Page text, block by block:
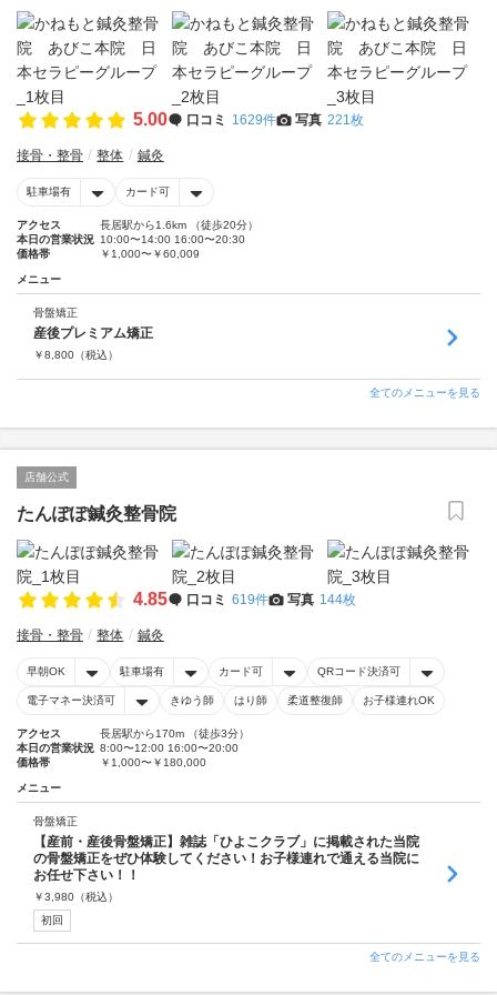
5.00 口コミ 1629件 写真 221枚
接骨・整骨 整体 鍼灸
駐車場有 カード可
アクセス
長居駅から1.6km （徒歩20分）
本日の営業状況 10:00〜14:00 16:00〜20:30
価格帯
￥1,000〜￥60,009
メニュー
骨盤矯正
産後プレミアム矯正
￥8,800 （税込）
全てのメニューを見る
店舗公式
たんぽぽ鍼灸整骨院
4.85 口コミ 619件 写真 144枚
接骨・整骨 整体 鍼灸
早朝OK 駐車場有 カード可 QRコード決済可
電子マネー決済可 きゆう師 はり師 柔道整復師 お子様連れOK
アクセス
長居駅から170m （徒歩3分）
本日の営業状況 8:00〜12:00 16:00〜20:00
価格帯
￥1,000〜￥180,000
メニュー
骨盤矯正
【産前・産後骨盤矯正】雑誌「ひよこクラブ」に掲載された当院
の骨盤矯正をぜひ体験してください！お子様連れで通える当院に
お任せ下さい！！
￥3,980 （税込）
初回
全てのメニューを見る